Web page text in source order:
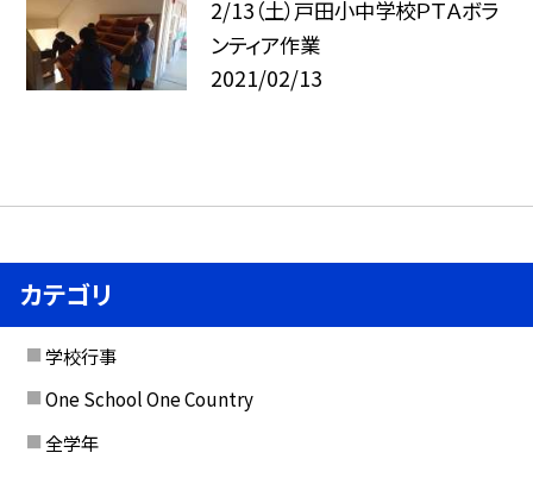
2/13（土）戸田小中学校ＰＴＡボラ
ンティア作業
2021/02/13
カテゴリ
学校行事
One School One Country
全学年